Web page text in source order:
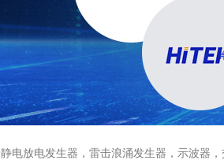
静电放电发生器，雷击浪涌发生器，示波器，交直